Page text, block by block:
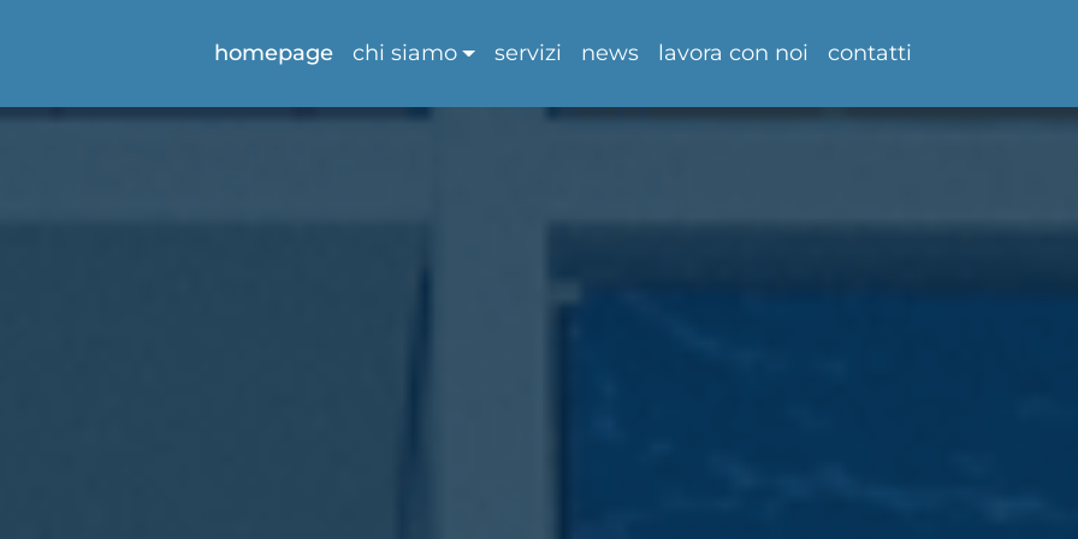
homepage chi siamo servizi news lavora con noi contatti